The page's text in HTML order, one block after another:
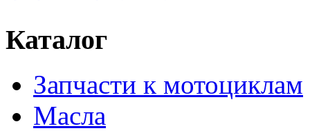
Каталог
Запчасти к мотоциклам
Масла